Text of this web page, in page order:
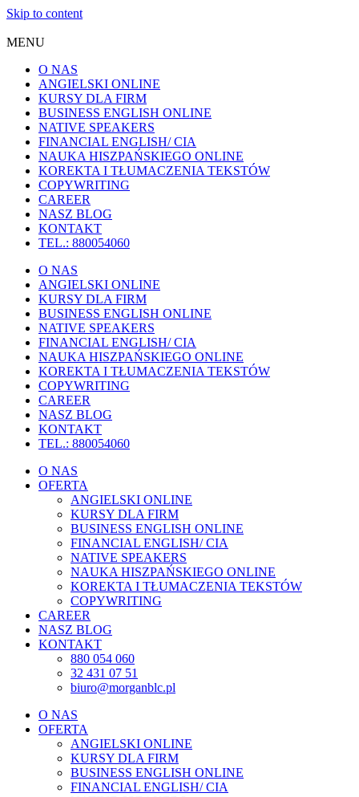
Skip to content
MENU
O NAS
ANGIELSKI ONLINE
KURSY DLA FIRM
BUSINESS ENGLISH ONLINE
NATIVE SPEAKERS
FINANCIAL ENGLISH/ CIA
NAUKA HISZPAŃSKIEGO ONLINE
KOREKTA I TŁUMACZENIA TEKSTÓW
COPYWRITING
CAREER
NASZ BLOG
KONTAKT
TEL.: 880054060
O NAS
ANGIELSKI ONLINE
KURSY DLA FIRM
BUSINESS ENGLISH ONLINE
NATIVE SPEAKERS
FINANCIAL ENGLISH/ CIA
NAUKA HISZPAŃSKIEGO ONLINE
KOREKTA I TŁUMACZENIA TEKSTÓW
COPYWRITING
CAREER
NASZ BLOG
KONTAKT
TEL.: 880054060
O NAS
OFERTA
ANGIELSKI ONLINE
KURSY DLA FIRM
BUSINESS ENGLISH ONLINE
FINANCIAL ENGLISH/ CIA
NATIVE SPEAKERS
NAUKA HISZPAŃSKIEGO ONLINE
KOREKTA I TŁUMACZENIA TEKSTÓW
COPYWRITING
CAREER
NASZ BLOG
KONTAKT
880 054 060
32 431 07 51
biuro@morganblc.pl
O NAS
OFERTA
ANGIELSKI ONLINE
KURSY DLA FIRM
BUSINESS ENGLISH ONLINE
FINANCIAL ENGLISH/ CIA